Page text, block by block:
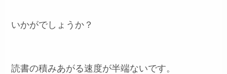
いかがでしょうか？
読書の積みあがる速度が半端ないです。